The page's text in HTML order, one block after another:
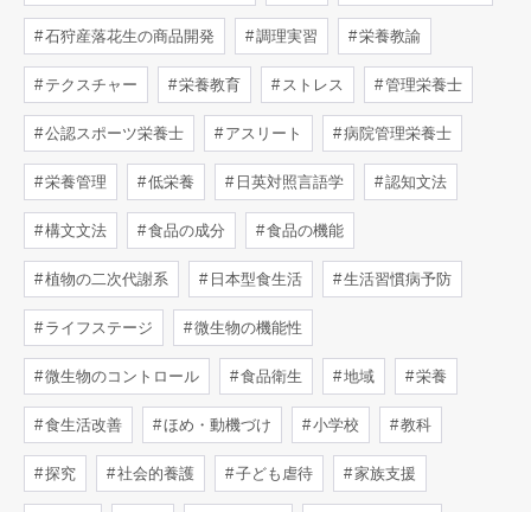
石狩産落花生の商品開発 調理実習 栄養教諭
テクスチャー 栄養教育 ストレス 管理栄養士
公認スポーツ栄養士 アスリート 病院管理栄養士
栄養管理 低栄養 日英対照言語学 認知文法
構文文法 食品の成分 食品の機能
植物の二次代謝系 日本型食生活 生活習慣病予防
ライフステージ 微生物の機能性
微生物のコントロール 食品衛生 地域 栄養
食生活改善 ほめ・動機づけ 小学校 教科
探究 社会的養護 子ども虐待 家族支援